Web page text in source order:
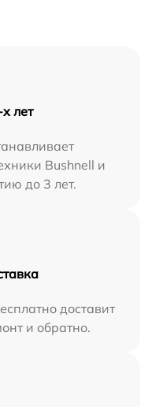
лет
Bushnell и
до 3 лет.
доставит
и обратно.